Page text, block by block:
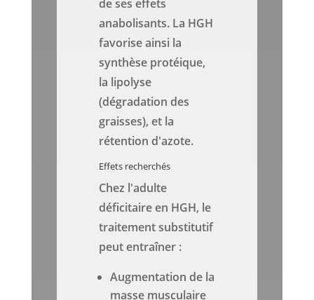
de ses effets
anabolisants. La HGH
favorise ainsi la
synthèse protéique,
la lipolyse
(dégradation des
graisses), et la
rétention d'azote.
Effets recherchés
Chez l'adulte
déficitaire en HGH, le
traitement substitutif
peut entraîner :
Augmentation de la
masse musculaire